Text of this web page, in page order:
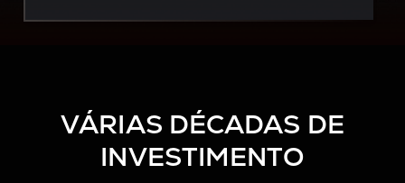
VÁRIAS DÉCADAS DE
INVESTIMENTO